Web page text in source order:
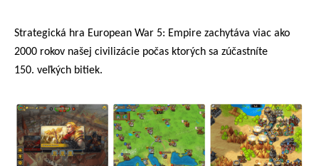
Strategická hra European War 5: Empire zachytáva viac ako
2000 rokov našej civilizácie počas ktorých sa zúčastníte
150. veľkých bitiek.